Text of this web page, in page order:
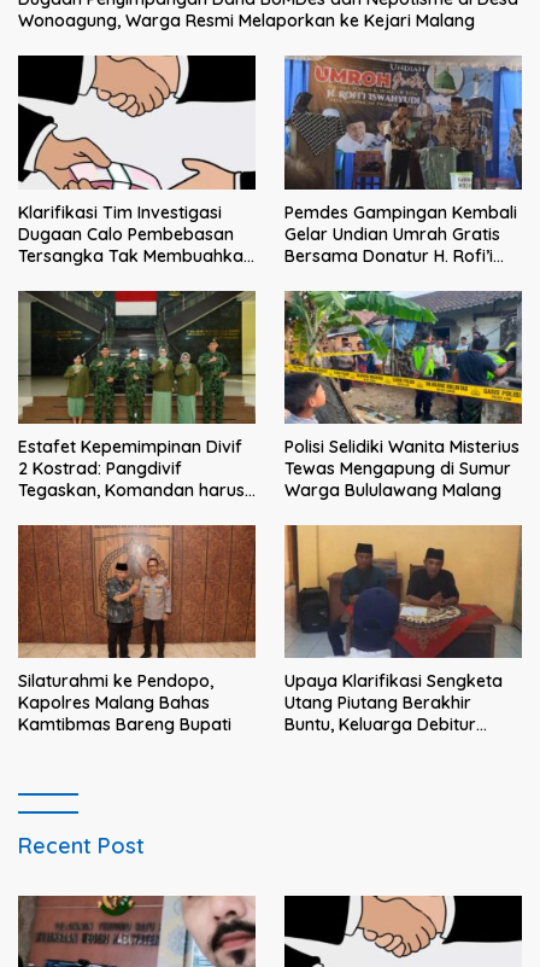
Wonoagung, Warga Resmi Melaporkan ke Kejari Malang
Klarifikasi Tim Investigasi
Dugaan Calo Pembebasan
Tersangka Tak Membuahkan
Pemdes Gampingan Kembali
Gelar Undian Umrah Gratis
Bersama Donatur H. Rofi’i
bagi Pejuang Sosial
Estafet Kepemimpinan Divif
2 Kostrad: Pangdivif
Tegaskan, Komandan harus
dan solusi bagi prajurit
Polisi Selidiki Wanita Misterius
Tewas Mengapung di Sumur
Warga Bululawang Malang
Silaturahmi ke Pendopo,
Kapolres Malang Bahas
Kamtibmas Bareng Bupati
Upaya Klarifikasi Sengketa
Utang Piutang Berakhir
Buntu, Keluarga Debitur
Recent Post